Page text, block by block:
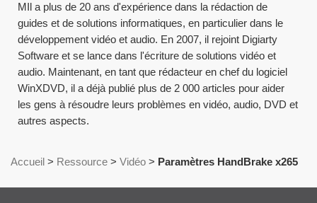
MIl a plus de 20 ans d'expérience dans la rédaction de
guides et de solutions informatiques, en particulier dans le
développement vidéo et audio. En 2007, il rejoint Digiarty
Software et se lance dans l'écriture de solutions vidéo et
audio. Maintenant, en tant que rédacteur en chef du logiciel
WinXDVD, il a déjà publié plus de 2 000 articles pour aider
les gens à résoudre leurs problèmes en vidéo, audio, DVD et
autres aspects.
Accueil > Ressource > Vidéo > Paramètres HandBrake x265